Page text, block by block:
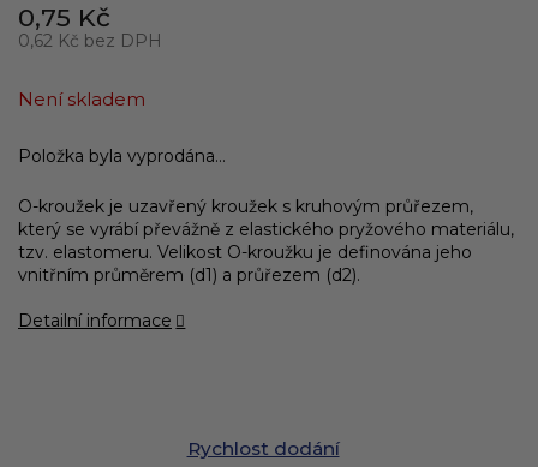
0,75 Kč
0,62 Kč bez DPH
cena:
Není skladem
Položka byla vyprodána…
O-kroužek je uzavřený kroužek s kruhovým průřezem,
který se vyrábí převážně z elastického pryžového materiálu,
tzv. elastomeru. Velikost O-kroužku je definována jeho
vnitřním průměrem (d1) a průřezem (d2).
Detailní informace
Rychlost dodání